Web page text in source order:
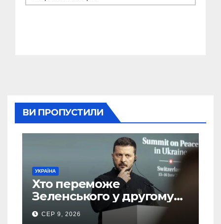
ВИ ПРОПУСТИЛИ
УКРАЇНА
Хто переможе
Зеленського у другому
турі виборів президента
України – новий рейтинг
СЕР 9, 2026